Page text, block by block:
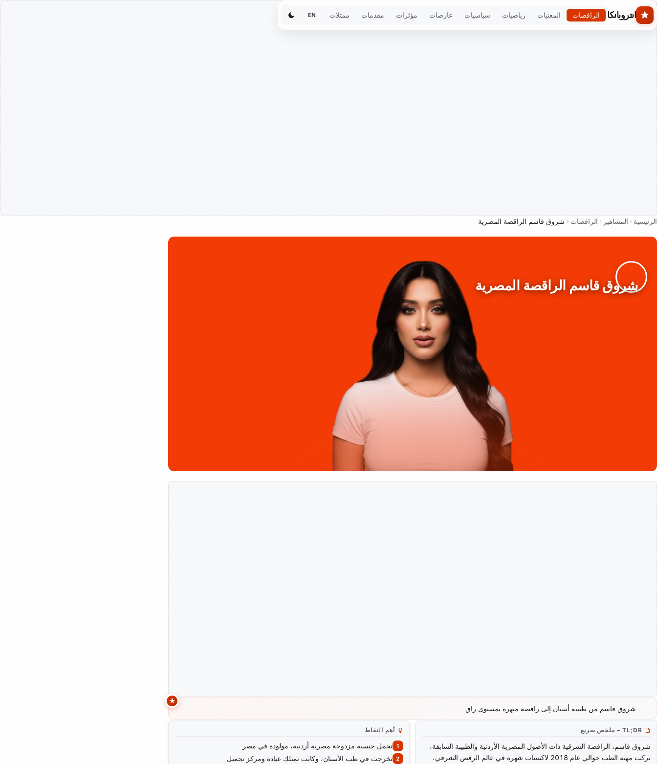
Skip to main content
انتروبانكا الراقصات المغنيات رياضيات سياسيات عارضات مؤثرات مقدمات ممثلات EN
الرئيسية المشاهير الراقصات شروق قاسم الراقصة المصرية
شروق قاسم الراقصة المصرية
شروق قاسم من طبيبة أسنان إلى راقصة مبهرة بمستوى راق
TL;DR – ملخص سريع
شروق قاسم، الراقصة الشرقية ذات الأصول المصرية الأردنية والطبيبة السابقة،
تركت مهنة الطب حوالي عام 2018 لاكتساب شهرة في عالم الرقص الشرقي،
أهم النقاط
تحمل جنسية مزدوجة مصرية أردنية، مولودة في مصر
تخرجت في طب الأسنان، وكانت تمتلك عيادة ومركز تجميل